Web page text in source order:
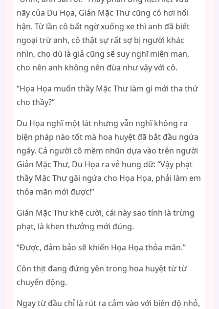
nãy của Du Họa, Giản Mặc Thư cũng có hơi hối
hận. Từ lần cô bất ngờ xuống xe thì anh đã biết
ngoại trừ anh, cô thật sự rất sợ bị người khác
nhìn, cho dù là giả cũng sẽ suy nghĩ miên man,
cho nên anh không nên đùa như vậy với cô.
“Họa Họa muốn thầy Mặc Thư làm gì mới tha thứ
cho thầy?”
Du Họa nghĩ một lát nhưng vẫn nghĩ không ra
biện pháp nào tốt mà hoa huyệt đã bắt đầu ngứa
ngáy. Cả người cô mềm nhũn dựa vào trên người
Giản Mặc Thư, Du Họa ra vẻ hung dữ: “Vậy phạt
thầy Mặc Thư gãi ngứa cho Họa Họa, phải làm em
thỏa mãn mới được!”
Giản Mặc Thư khẽ cười, cái này sao tính là trừng
phạt, là khen thưởng mới đúng.
“Được, đảm bảo sẽ khiến Họa Họa thỏa mãn.”
Côn thịt đang đứng yên trong hoa huyệt từ từ
chuyển động.
Ngay từ đầu chỉ là rút ra cắm vào với biên độ nhỏ,